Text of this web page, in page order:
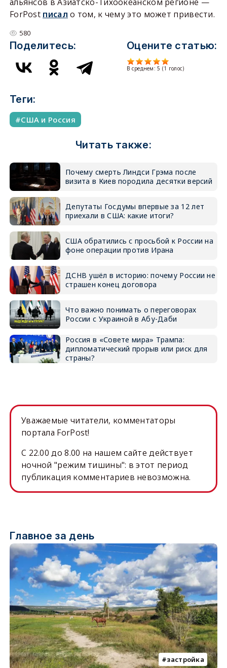
ForPost писал о том, к чему это может привести.
580
Поделитесь: Оцените статью:
В среднем:5 (1 голос)
Теги:
США и Россия
Читать также:
Почему смерть Линдси Грэма после
визита в Киев породила десятки версий
Депутаты Госдумы впервые за 12 лет
приехали в США: какие итоги?
США обратились с просьбой к России на
фоне операции против Ирана
ДСНВ ушёл в историю: почему России не
страшен конец договора
Что важно понимать о переговорах
России с Украиной в Абу-Даби
Россия в «Совете мира» Трампа:
дипломатический прорыв или риск для
страны?
Уважаемые читатели, комментаторы
портала ForPost!
C 22.00 до 8.00 на нашем сайте действует
ночной "режим тишины": в этот период
публикация комментариев невозможна.
Главное за день
застройка